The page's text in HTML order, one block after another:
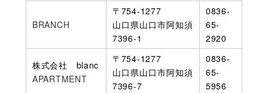
BRANCH
〒754-1277
山口県山口市阿知須
7396-1
0836-
65-
2920
株式会社 blanc
APARTMENT
〒754-1277
山口県山口市阿知須
7396-7
0836-
65-
5956